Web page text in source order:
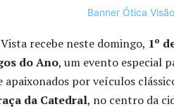
Vista recebe neste domingo, 1º
do Ano, um evento especial
apaixonados por veículos
da Catedral, no centro da